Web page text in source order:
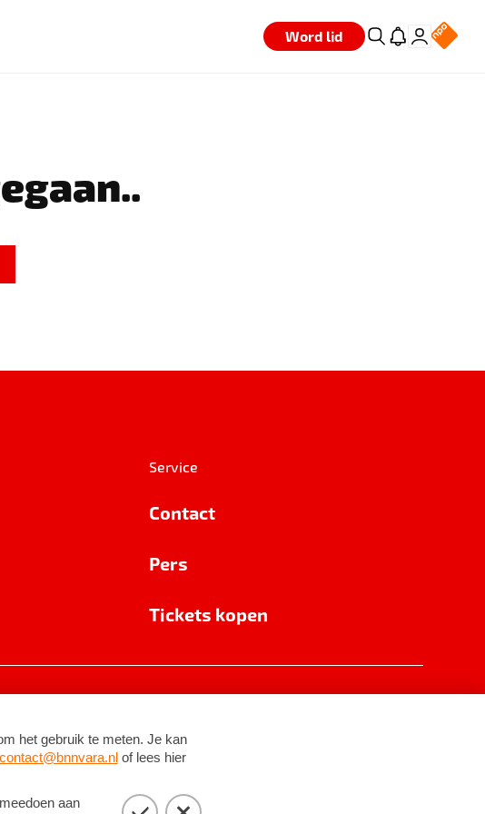
Word lid
Service
Contact
Pers
Tickets kopen